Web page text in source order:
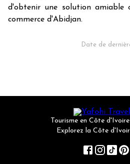
d'obtenir une solution amiable
commerce d'Abidjan.
Date de
Tourisme en Côte
Explorez la Côte